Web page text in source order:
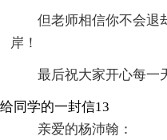
但老师相信你不会退
岸！
最后祝大家开心每一
给同学的一封信13
亲爱的杨沛翰：